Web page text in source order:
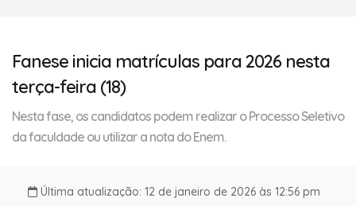
Fanese inicia matrículas para 2026 nesta
terça-feira (18)
Nesta fase, os candidatos podem realizar o Processo Seletivo
da faculdade ou utilizar a nota do Enem.
Última atualização: 12 de janeiro de 2026 às 12:56 pm